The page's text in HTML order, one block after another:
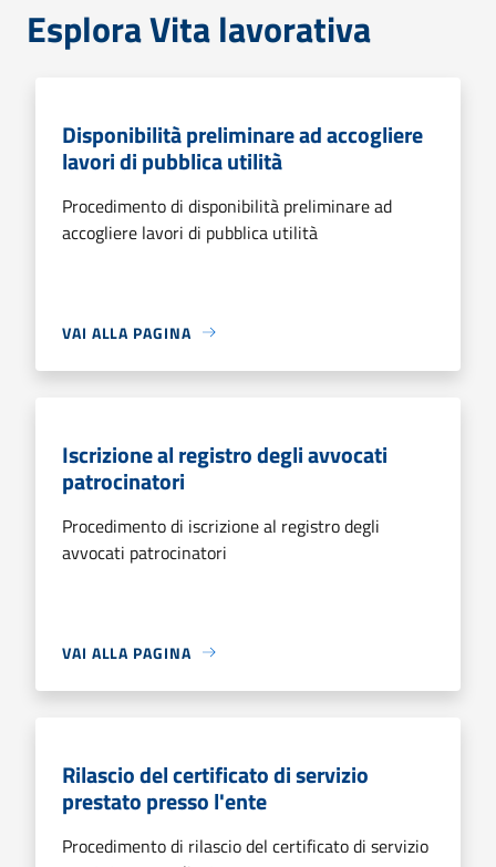
Esplora Vita lavorativa
Disponibilità preliminare ad accogliere
lavori di pubblica utilità
Procedimento di disponibilità preliminare ad
accogliere lavori di pubblica utilità
VAI ALLA PAGINA
Iscrizione al registro degli avvocati
patrocinatori
Procedimento di iscrizione al registro degli
avvocati patrocinatori
VAI ALLA PAGINA
Rilascio del certificato di servizio
prestato presso l'ente
Procedimento di rilascio del certificato di servizio